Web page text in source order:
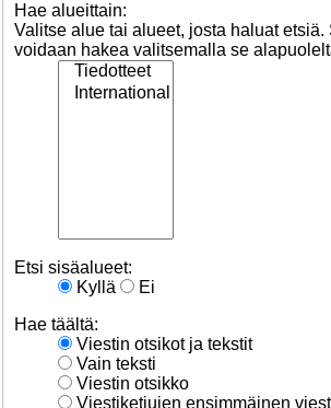
Hae alueittain:
Valitse alue tai alueet, josta haluat etsiä.
voidaan hakea valitsemalla se
Etsi sisäalueet:
Kyllä
Ei
Hae täältä:
Viestin otsikot ja tekstit
Vain teksti
Viestin otsikko
Viestiketjujen ensimmäinen